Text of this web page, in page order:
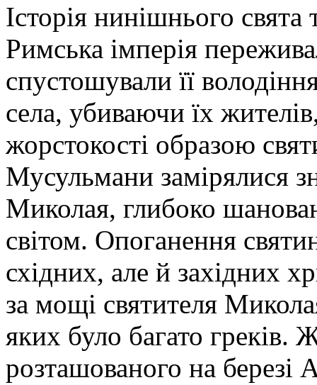
Історія нинішнього
Римська імперія
спустошували її
села, убиваючи їх
жорстокості образою
Мусульмани замірялися
Миколая, глибоко
світом. Опоганення
східних, але й західних
за мощі святителя
яких було багато греків.
розташованого на березі